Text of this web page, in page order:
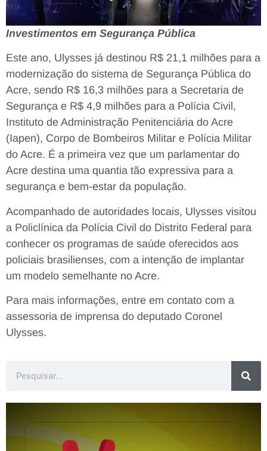
Investimentos em Segurança Pública
Este ano, Ulysses já destinou R$ 21,1 milhões para a
modernização do sistema de Segurança Pública do
Acre, sendo R$ 16,3 milhões para a Secretaria de
Segurança e R$ 4,9 milhões para a Polícia Civil,
Instituto de Administração Penitenciária do Acre
(Iapen), Corpo de Bombeiros Militar e Polícia Militar
do Acre. É a primeira vez que um parlamentar do
Acre destina uma quantia tão expressiva para a
segurança e bem-estar da população.
Acompanhado de autoridades locais, Ulysses visitou
a Policlínica da Polícia Civil do Distrito Federal para
conhecer os programas de saúde oferecidos aos
policiais brasilienses, com a intenção de implantar
um modelo semelhante no Acre.
Para mais informações, entre em contato com a
assessoria de imprensa do deputado Coronel
Ulysses.